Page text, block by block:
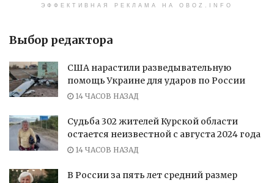
ЭФФЕКТИВНАЯ РЕКЛАМА НА OBOZ.INFO
Выбор редактора
США нарастили разведывательную
помощь Украине для ударов по России
14 ЧАСОВ НАЗАД
Судьба 302 жителей Курской области
остается неизвестной с августа 2024 года
14 ЧАСОВ НАЗАД
В России за пять лет средний размер